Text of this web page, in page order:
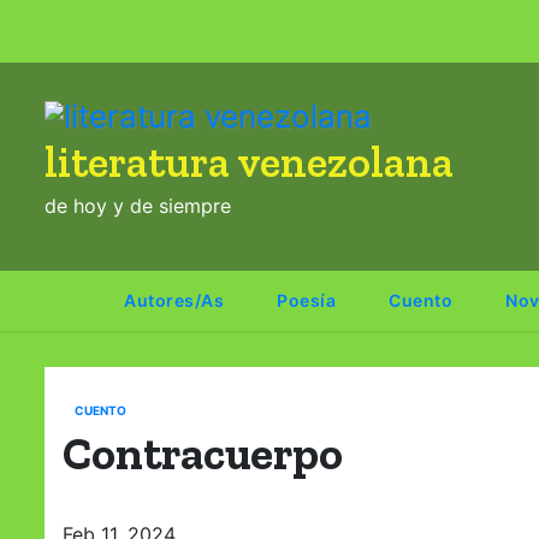
literatura venezolana
de hoy y de siempre
Autores/as Poesía Cuento
CUENTO
Contracuerpo
Feb 11, 2024